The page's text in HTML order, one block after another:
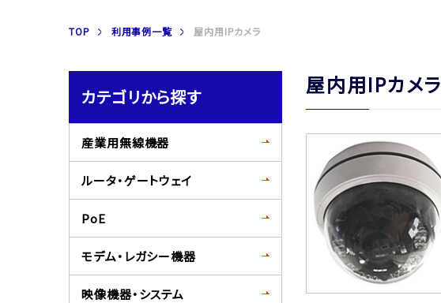
TOP 利用事例一覧 屋内用IPカメラ
カテゴリから探す
産業用無線機器
ルータ・ゲートウェイ
PoE
モデム・レガシー機器
映像機器・システム
屋内用IPカメラ